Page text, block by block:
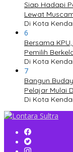
Siap Hadapi
Lewat
Di Kota
6
Bersama
Pemilih
Di Kota
7
Bangun
Pelajar Mulai
Di Kota